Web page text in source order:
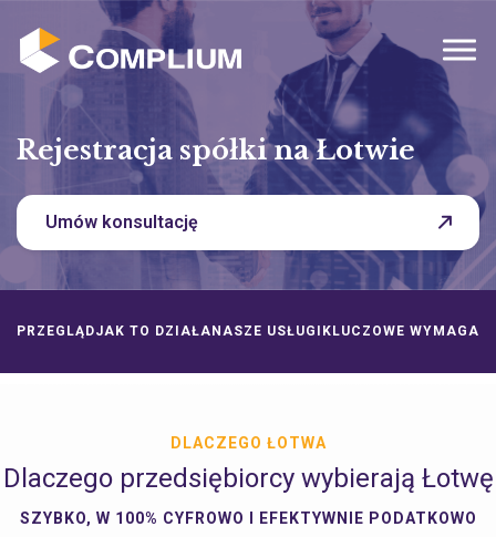
MENU
Rejestracja spółki na Łotwie
Umów konsultację
PRZEGLĄDJAK TO DZIAŁA NASZE USŁUGI KLUCZOWE
DLACZEGO ŁOTWA
Dlaczego przedsiębiorcy wybierają Łotwę
SZYBKO, W 100% CYFROWO I EFEKTYWNIE PODATKOWO